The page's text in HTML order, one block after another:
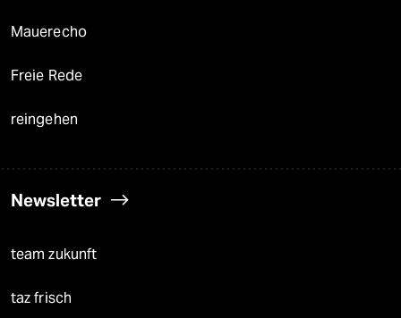
Mauerecho
Freie Rede
reingehen
Newsletter
team zukunft
taz frisch